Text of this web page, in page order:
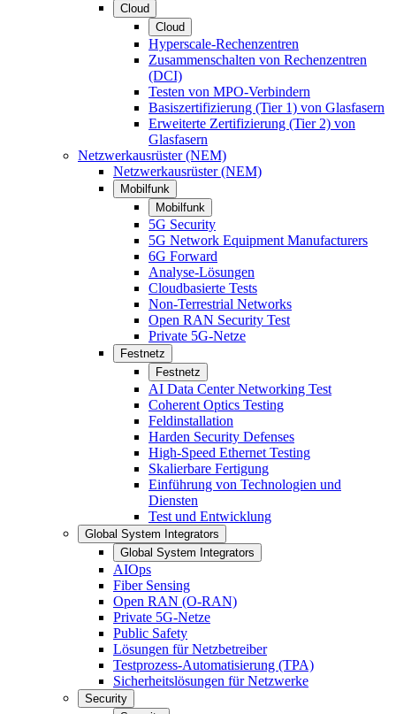
Cloud
Cloud
Hyperscale-Rechenzentren
Zusammenschalten von Rechenzentren
(DCI)
Testen von MPO-Verbindern
Basiszertifizierung (Tier 1) von Glasfasern
Erweiterte Zertifizierung (Tier 2) von
Glasfasern
Netzwerkausrüster (NEM)
Netzwerkausrüster (NEM)
Mobilfunk
Mobilfunk
5G Security
5G Network Equipment Manufacturers
6G Forward
Analyse-Lösungen
Cloudbasierte Tests
Non-Terrestrial Networks
Open RAN Security Test
Private 5G-Netze
Festnetz
Festnetz
AI Data Center Networking Test
Coherent Optics Testing
Feldinstallation
Harden Security Defenses
High-Speed Ethernet Testing
Skalierbare Fertigung
Einführung von Technologien und
Diensten
Test und Entwicklung
Global System Integrators
Global System Integrators
AIOps
Fiber Sensing
Open RAN (O-RAN)
Private 5G-Netze
Public Safety
Lösungen für Netzbetreiber
Testprozess-Automatisierung (TPA)
Sicherheitslösungen für Netzwerke
Security